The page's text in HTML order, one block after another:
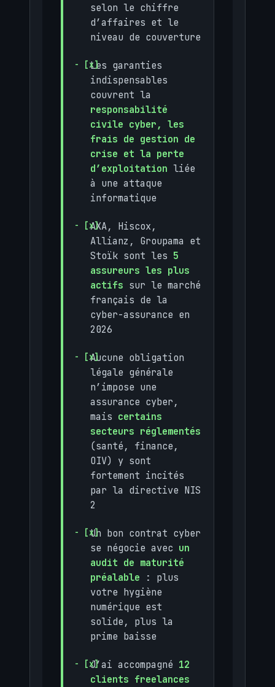
selon le chiffre
d’affaires et le
niveau de couverture
Les garanties
indispensables
couvrent la
responsabilité
civile cyber, les
frais de gestion de
crise et la perte
d’exploitation liée
à une attaque
informatique
AXA, Hiscox,
Allianz, Groupama et
Stoïk sont les 5
assureurs les plus
actifs sur le marché
français de la
cyber-assurance en
2026
Aucune obligation
légale générale
n’impose une
assurance cyber,
mais certains
secteurs réglementés
(santé, finance,
OIV) y sont
fortement incités
par la directive NIS
2
Un bon contrat cyber
se négocie avec un
audit de maturité
préalable : plus
votre hygiène
numérique est
solide, plus la
prime baisse
J’ai accompagné 12
clients freelances